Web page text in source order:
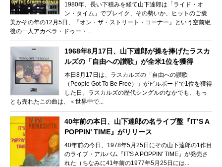
1980年、長い下積みを経て山下達郎は「ライド・オ
ン・タイム」でブレイク、その勢いか、ヒットのご褒
美かその年の12月5日、『オン・ザ・ストリート・コーナー』という空前絶
後の一人アカペラ・ドゥー・...
1968年8月17日、山下達郎が操を捧げたラスカ
ルズの「自由への讃歌」が全米1位を獲得
本日8月17日は、ラスカルズの「自由への讃歌
（People Got To Be Free）」がビルボードで1位を獲得
した日。ラスカルズの歴代シングルのなかでも、もっ
とも売れたこの曲は、＜世界中で...
40年前の本日、山下達郎の名ライブ盤『IT’S A
POPPIN’ TIME』がリリース
40年前の今日、1978年5月25日にその山下達郎の1作目
のライブ・アルバム『IT'S A POPPIN' TIME』が発売さ
れた（ちなみに41年前の1977年5月25日には...